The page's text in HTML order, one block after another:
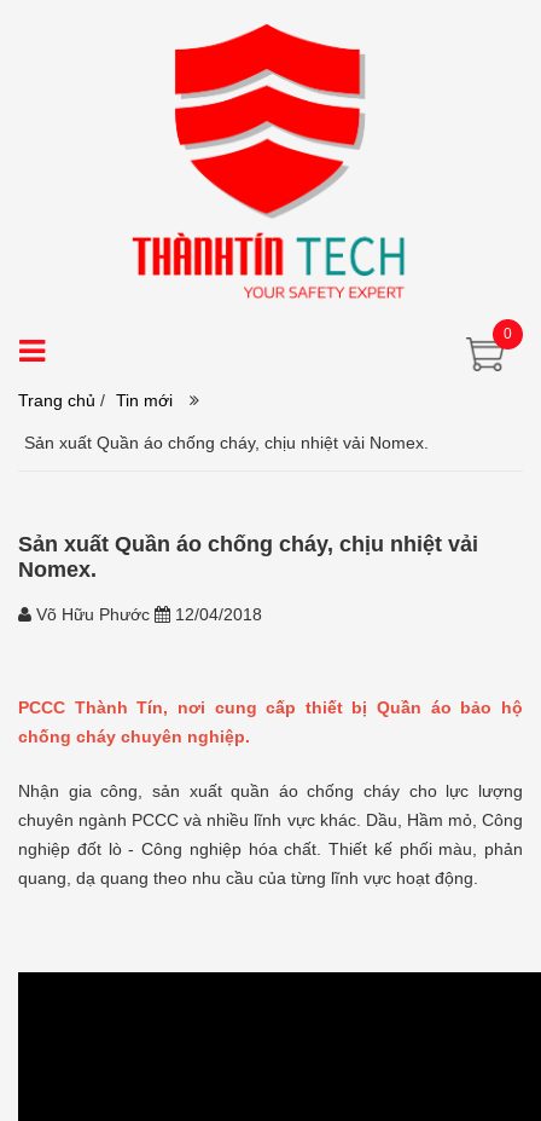
0
Trang chủ / Tin mới
Sản xuất Quần áo chống cháy, chịu nhiệt vải Nomex.
Sản xuất Quần áo chống cháy, chịu nhiệt vải
Nomex.
Võ Hữu Phước 12/04/2018
PCCC Thành Tín, nơi cung cấp thiết bị Quần áo bảo hộ
chống cháy chuyên nghiệp.
Nhận gia công, sản xuất quần áo chống cháy cho lực lượng
chuyên ngành PCCC và nhiều lĩnh vực khác. Dầu, Hầm mỏ, Công
nghiệp đốt lò - Công nghiệp hóa chất. Thiết kế phối màu, phản
quang, dạ quang theo nhu cầu của từng lĩnh vực hoạt động.